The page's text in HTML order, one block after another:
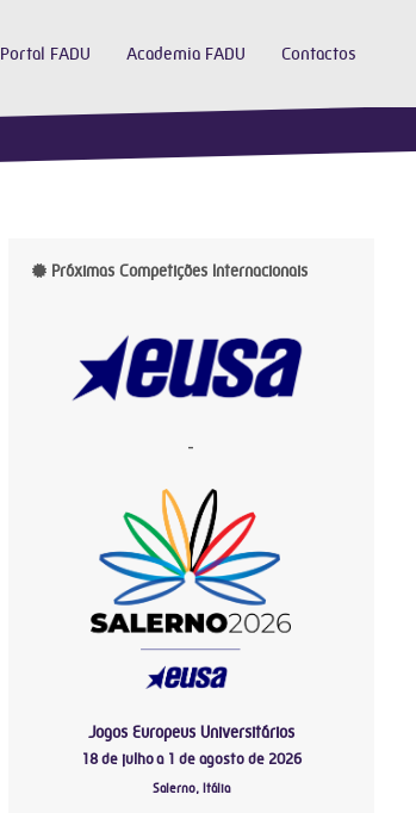
Portal FADU Academia FADU Contactos
Próximas Competições Internacionais
-
Jogos Europeus Universitários
18 de julho a 1 de agosto de 2026
Salerno, Itália